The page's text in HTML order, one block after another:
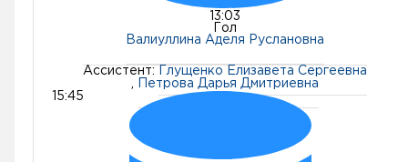
13:03
Гол
Валиуллина Аделя Руслановна
Ассистент:
Глущенко Елизавета Сергеевна
Петрова Дарья Дмитриевна
15:45